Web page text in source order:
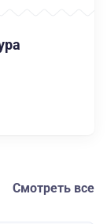
Смотреть все